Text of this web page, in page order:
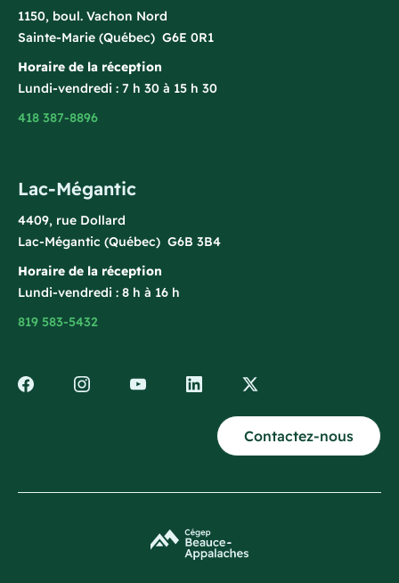
1150, boul. Vachon Nord
Sainte-Marie (Québec) G6E 0R1
Horaire de la réception
Lundi-vendredi : 7 h 30 à 15 h 30
418 387-8896
Lac-Mégantic
4409, rue Dollard
Lac-Mégantic (Québec) G6B 3B4
Horaire de la réception
Lundi-vendredi : 8 h à 16 h
819 583-5432
Contactez-nous